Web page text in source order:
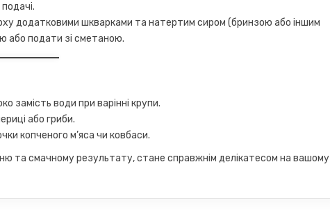
додатковими шкварками та натертим сиром (бринзою або іншим
або подати зі сметаною.
замість води при варінні крупи.
або гриби.
копченого м’яса чи ковбаси.
та смачному результату, стане справжнім делікатесом на вашому